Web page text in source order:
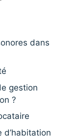
dans
gestion
?